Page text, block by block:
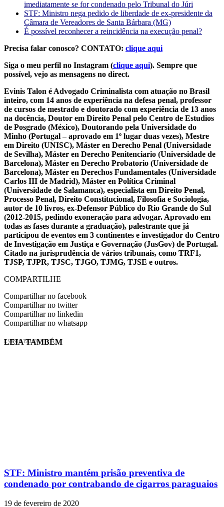
imediatamente se for condenado pelo Tribunal do Júri
STF: Ministro nega pedido de liberdade de ex-presidente da
Câmara de Vereadores de Santa Bárbara (MG)
É possível reconhecer a reincidência na execução penal?
Precisa falar conosco? CONTATO: clique aqui
Siga o meu perfil no Instagram (clique aqui). Sempre que
possível, vejo as mensagens no direct.
Evinis Talon é Advogado Criminalista com atuação no Brasil
inteiro, com 14 anos de experiência na defesa penal, professor
de cursos de mestrado e doutorado com experiência de 13 anos
na docência, Doutor em Direito Penal pelo Centro de Estudios
de Posgrado (México), Doutorando pela Universidade do
Minho (Portugal – aprovado em 1º lugar duas vezes), Mestre
em Direito (UNISC), Máster en Derecho Penal (Universidade
de Sevilha), Máster en Derecho Penitenciario (Universidade de
Barcelona), Máster en Derecho Probatorio (Universidade de
Barcelona), Máster en Derechos Fundamentales (Universidade
Carlos III de Madrid), Máster en Política Criminal
(Universidade de Salamanca), especialista em Direito Penal,
Processo Penal, Direito Constitucional, Filosofia e Sociologia,
autor de 10 livros, ex-Defensor Público do Rio Grande do Sul
(2012-2015, pedindo exoneração para advogar. Aprovado em
todas as fases durante a graduação), palestrante que já
participou de eventos em 3 continentes e investigador do Centro
de Investigação em Justiça e Governação (JusGov) de Portugal.
Citado na jurisprudência de vários tribunais, como TRF1,
TJSP, TJPR, TJSC, TJGO, TJMG, TJSE e outros.
COMPARTILHE
Compartilhar no facebook
Compartilhar no twitter
Compartilhar no linkedin
Compartilhar no whatsapp
EVINIS TALON
LEIA TAMBÉM
STF: Ministro mantém prisão preventiva de
condenado por contrabando de cigarros paraguaios
19 de fevereiro de 2020